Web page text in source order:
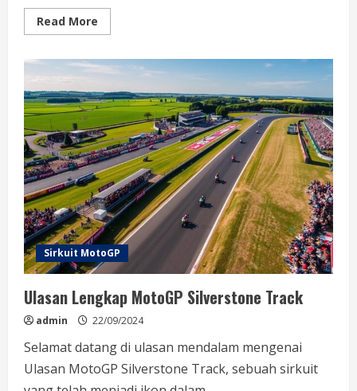
Read More
more
Balapan
MotoGP
Mugello
Circuit
Sirkuit MotoGP
Ulasan Lengkap MotoGP Silverstone Track
admin 22/09/2024
Selamat datang di ulasan mendalam mengenai
Ulasan MotoGP Silverstone Track, sebuah sirkuit